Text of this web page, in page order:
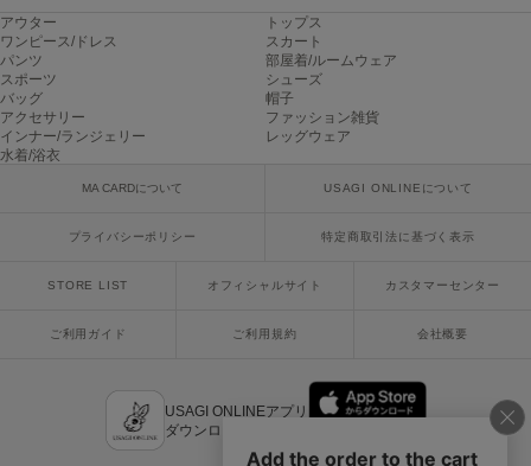
PUMA
プーマ
Reebok
リーボック
SALOMON
セサミストリートマーケット
アウター
トップス
ワンピース/ドレス
スカート
パンツ
部屋着/ルームウェア
スポーツ
シューズ
バッグ
帽子
アクセサリー
ファッション雑貨
インナー/ランジェリー
レッグウェア
水着/浴衣
MA CARDについて USAGI ONLINEについて
プライバシーポリシー 特定商取引法に基づく表示
STORE LIST オフィシャルサイト カスタマーセンター
ご利用ガイド ご利用規約 会社概要
USAGI ONLINEアプリ
ダウンロードはこちら